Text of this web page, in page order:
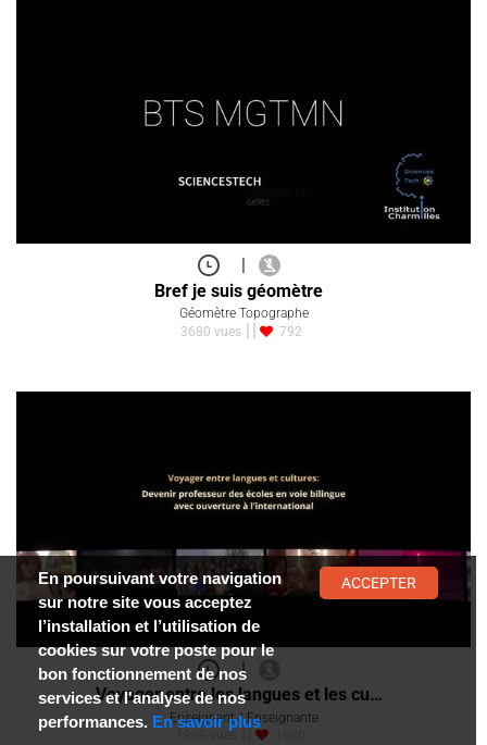
|
Bref je suis géomètre
Géomètre Topographe
3680 vues
792
|
Voyager entre les langues et les cu…
Enseignant / Enseignante
1909 vues
En poursuivant votre navigation
sur notre site vous acceptez
l’installation et l’utilisation de
cookies sur votre poste pour le
bon fonctionnement de nos
services et l'analyse de nos
performances. En savoir plus
ACCEPTER